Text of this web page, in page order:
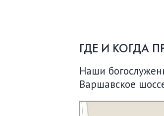
ГДЕ И КОГДА
Наши
Варшавское
Московская Библейская
Протестантская церковь в